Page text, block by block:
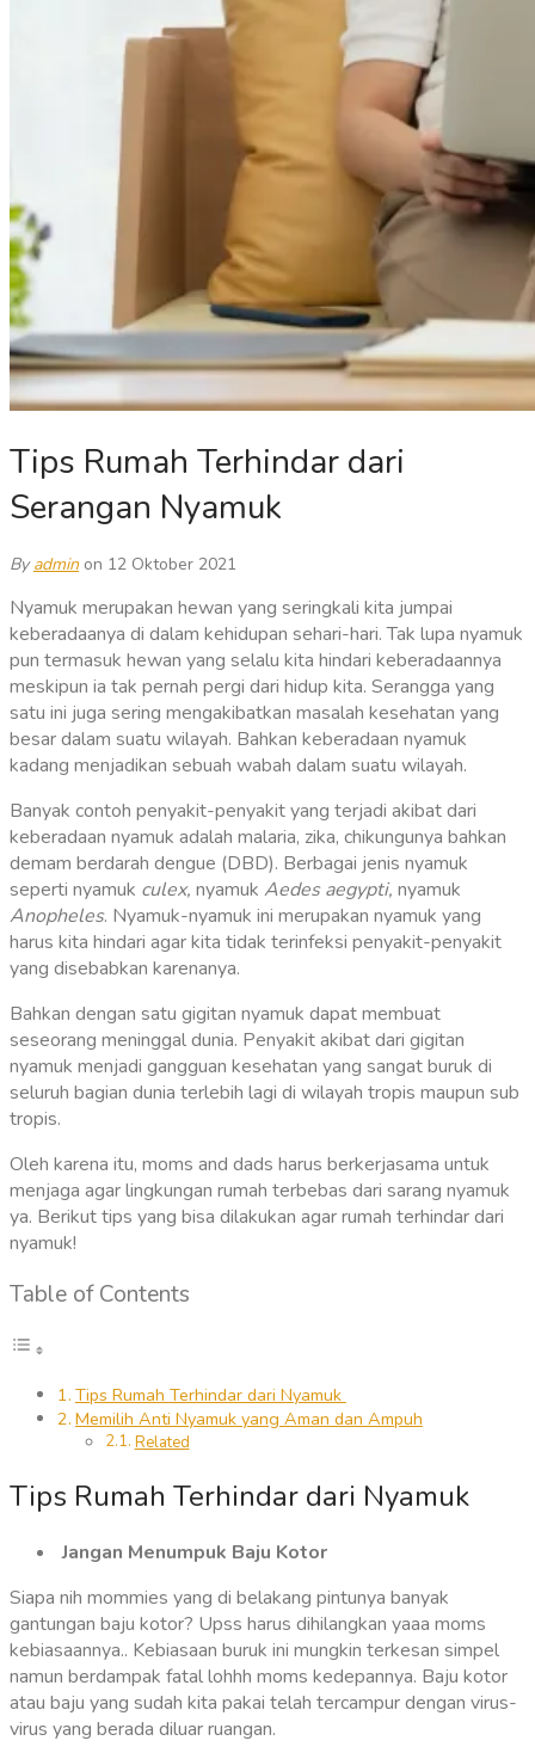
Tips Rumah Terhindar dari
Serangan Nyamuk
Byadmin on 12 Oktober 2021
Nyamuk merupakan hewan yang seringkali kita jumpai
keberadaanya di dalam kehidupan sehari-hari. Tak lupa nyamuk
pun termasuk hewan yang selalu kita hindari keberadaannya
meskipun ia tak pernah pergi dari hidup kita. Serangga yang
satu ini juga sering mengakibatkan masalah kesehatan yang
besar dalam suatu wilayah. Bahkan keberadaan nyamuk
kadang menjadikan sebuah wabah dalam suatu wilayah.
Banyak contoh penyakit-penyakit yang terjadi akibat dari
keberadaan nyamuk adalah malaria, zika, chikungunya bahkan
demam berdarah dengue (DBD). Berbagai jenis nyamuk
seperti nyamuk culex, nyamuk Aedes aegypti, nyamuk
Anopheles. Nyamuk-nyamuk ini merupakan nyamuk yang
harus kita hindari agar kita tidak terinfeksi penyakit-penyakit
yang disebabkan karenanya.
Bahkan dengan satu gigitan nyamuk dapat membuat
seseorang meninggal dunia. Penyakit akibat dari gigitan
nyamuk menjadi gangguan kesehatan yang sangat buruk di
seluruh bagian dunia terlebih lagi di wilayah tropis maupun sub
tropis.
Oleh karena itu, moms and dads harus berkerjasama untuk
menjaga agar lingkungan rumah terbebas dari sarang nyamuk
ya. Berikut tips yang bisa dilakukan agar rumah terhindar dari
nyamuk!
Table of Contents
Tips Rumah Terhindar dari Nyamuk
Memilih Anti Nyamuk yang Aman dan Ampuh
Related
Tips Rumah Terhindar dari Nyamuk
Jangan Menumpuk Baju Kotor
Siapa nih mommies yang di belakang pintunya banyak
gantungan baju kotor? Upss harus dihilangkan yaaa moms
kebiasaannya.. Kebiasaan buruk ini mungkin terkesan simpel
namun berdampak fatal lohhh moms kedepannya. Baju kotor
atau baju yang sudah kita pakai telah tercampur dengan virus-
virus yang berada diluar ruangan.